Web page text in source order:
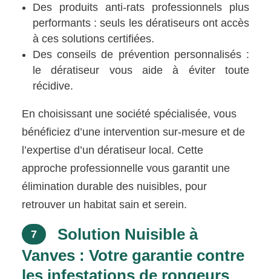
Des produits anti-rats professionnels plus
performants : seuls les dératiseurs ont accès
à ces solutions certifiées.
Des conseils de prévention personnalisés :
le dératiseur vous aide à éviter toute
récidive.
En choisissant une société spécialisée, vous
bénéficiez d’une intervention sur-mesure et de
l’expertise d’un dératiseur local. Cette
approche professionnelle vous garantit une
élimination durable des nuisibles, pour
retrouver un habitat sain et serein.
7
Solution Nuisible à
Vanves : Votre garantie contre
les infestations de rongeurs